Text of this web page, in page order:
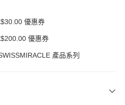
優惠券
優惠券
產品系列